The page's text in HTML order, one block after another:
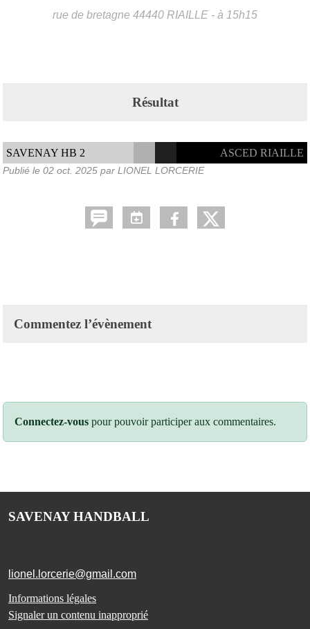
rue de bretagne 44440 RIAILLE - à 15h15
Résultat
SAVENAY HB 2 ASCED RIAILLE
Publié le 02 oct. 2025 par LIONEL LORCERIE
Commentez l’évènement
Connectez-vous pour pouvoir participer aux commentaires.
SAVENAY HANDBALL
lionel.lorcerie@gmail.com
Informations légales
Signaler un contenu inapproprié